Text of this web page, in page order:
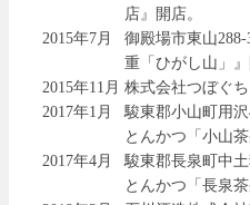
店』開店。
2015年7月
御殿場市東山
重「ひがし山」』
2015年11月 株式会社つぼぐち
2017年1月
駿東郡小山町用
とんかつ「小山
2017年4月
駿東郡長泉町中
とんかつ「長泉